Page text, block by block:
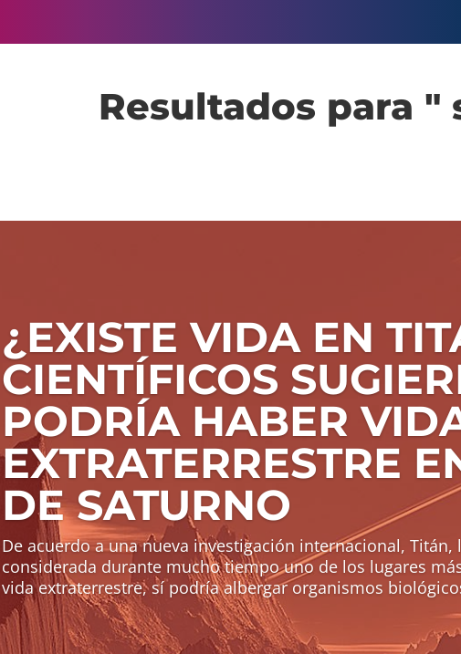
Resultados para "
¿EXISTE VIDA EN
CIENTÍFICOS
PODRÍA HABER
EXTRATERRESTRE
DE SATURNO
De acuerdo a una nueva investigación internacional, Titán,
considerada durante mucho tiempo uno de los lugares
vida extraterrestre, sí podría albergar organismos